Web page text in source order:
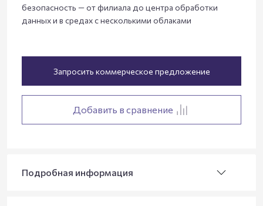
безопасность — от филиала до центра обработки
данных и в средах с несколькими облаками
Запросить коммерческое предложение
Добавить в сравнение
Подробная информация